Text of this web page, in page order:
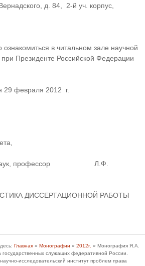
д. 84, 2-й уч. корпус,
в читальном зале научной
Президенте Российской Федерации
29 февраля 2012 г.
наук, профессор Л.Ф.
ДИССЕРТАЦИОННОЙ РАБОТЫ
Главная » Монографии » 2012г. » Монография Я.А.
государственных служащих федеративной России.
исследовательский институт проблем права